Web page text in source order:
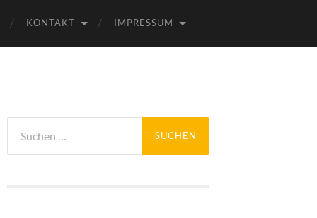
KONTAKT IMPRESSUM
nach: